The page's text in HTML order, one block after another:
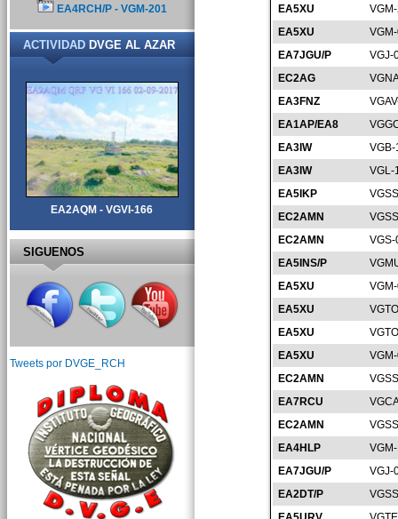
EA5XU
EA5XU
EA7JGU/P
VGJ-
EC2AG
EA3FNZ
EA1AP/EA8
EA3IW
EA3IW
VGL-
EA5IKP
EC2AMN
EC2AMN
EA5INS/P
EA5XU
EA5XU
EA5XU
EA5XU
EC2AMN
EA7RCU
EC2AMN
EA4HLP
EA7JGU/P
VGJ-
EA2DT/P
EA4RCH/P - VGM-201
ACTIVIDADDVGE AL AZAR
EA2AQM - VGVI-166
SIGUENOS
Tweets por DVGE_RCH